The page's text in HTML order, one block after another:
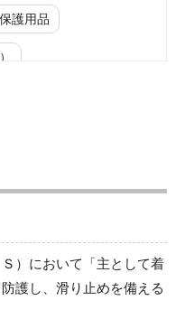
護用品
業用品
リーンルーム対策用品
医療品
）において「主として着
護し、滑り止めを備える